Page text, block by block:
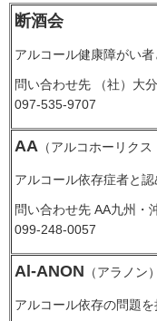
断酒会
アルコール健康障がい
問い合わせ先 （社）大
097-535-9707
AA （アルコホーリク
アルコール依存症者と
問い合わせ先 AA九州・
099-248-0057
Al-ANON （アラノ
アルコール依存の問題